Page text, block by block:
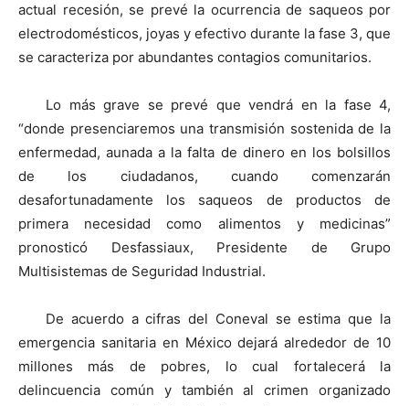
actual recesión, se prevé la ocurrencia de saqueos por
electrodomésticos, joyas y efectivo durante la fase 3, que
se caracteriza por abundantes contagios comunitarios.
Lo más grave se prevé que vendrá en la fase 4,
“donde presenciaremos una transmisión sostenida de la
enfermedad, aunada a la falta de dinero en los bolsillos
de los ciudadanos, cuando comenzarán
desafortunadamente los saqueos de productos de
primera necesidad como alimentos y medicinas”
pronosticó Desfassiaux, Presidente de Grupo
Multisistemas de Seguridad Industrial.
De acuerdo a cifras del Coneval se estima que la
emergencia sanitaria en México dejará alrededor de 10
millones más de pobres, lo cual fortalecerá la
delincuencia común y también al crimen organizado